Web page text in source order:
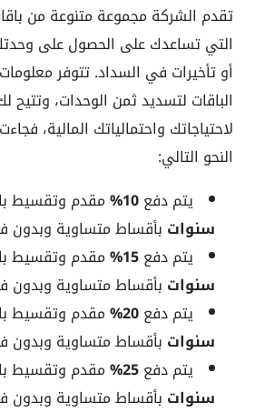
تقدم الشركة مجموعة متنوعة من
التي تساعدك على الحصول على
أو تأخيرات في السداد. تتوفر
الباقات لتسديد ثمن الوحدات، وتتيح
لاحتياجاتك واحتمالياتك المالية،
النحو التالي:
يتم دفع10% مقدم وتقسيط
سنوات بأقساط متساوية وبدون
يتم دفع15% مقدم وتقسيط
سنوات بأقساط متساوية وبدون
يتم دفع20% مقدم وتقسيط
سنوات بأقساط متساوية وبدون
يتم دفع25% مقدم وتقسيط
سنوات بأقساط متساوية وبدون